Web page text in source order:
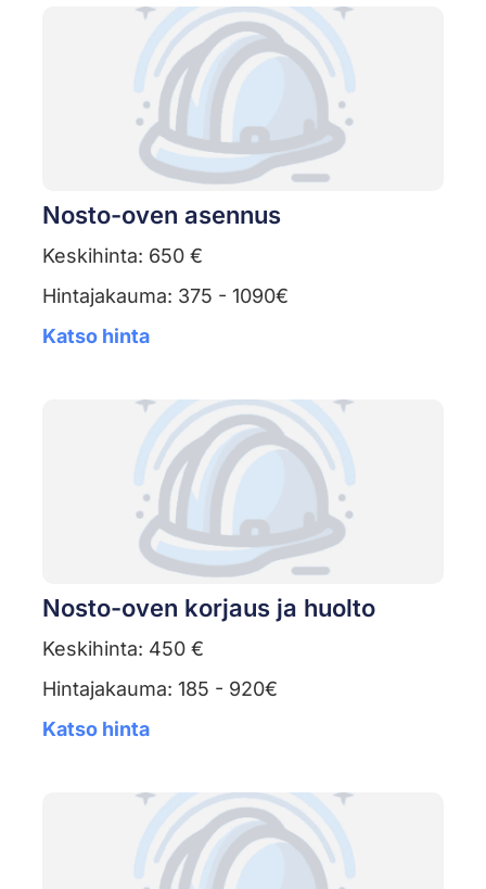
Nosto-oven asennus
Keskihinta: 650 €
Hintajakauma: 375 - 1090€
Katso hinta
Nosto-oven korjaus ja huolto
Keskihinta: 450 €
Hintajakauma: 185 - 920€
Katso hinta